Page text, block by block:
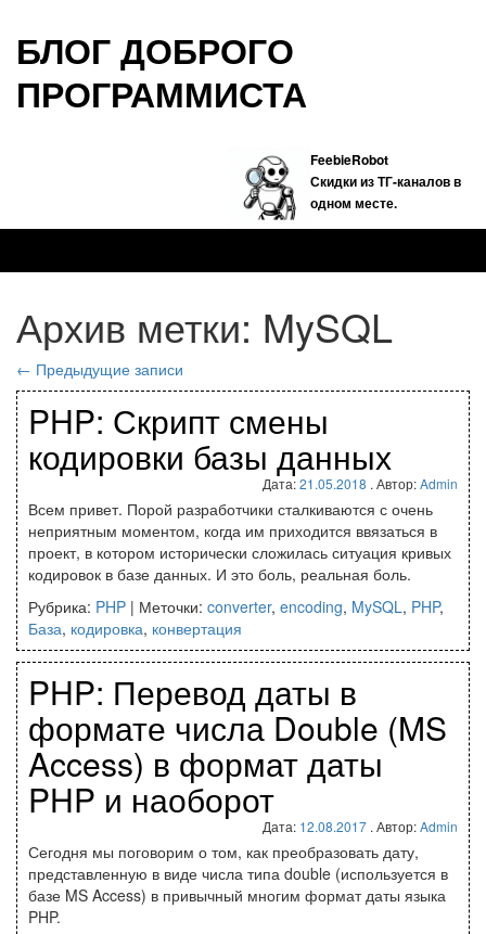
БЛОГ ДОБРОГО
ПРОГРАММИСТА
FeebieRobot
Скидки из ТГ-каналов в
одном месте.
Архив метки: MySQL
← Предыдущие записи
PHP: Скрипт смены
кодировки базы данных
Дата:21.05.2018 . Автор:Admin
Всем привет. Порой разработчики сталкиваются с очень
неприятным моментом, когда им приходится ввязаться в
проект, в котором исторически сложилась ситуация кривых
кодировок в базе данных. И это боль, реальная боль.
Рубрика: PHP | Меточки: converter, encoding, MySQL, PHP,
База, кодировка, конвертация
PHP: Перевод даты в
формате числа Double (MS
Access) в формат даты
PHP и наоборот
Дата: 12.08.2017 . Автор:Admin
Сегодня мы поговорим о том, как преобразовать дату,
представленную в виде числа типа double (используется в
базе MS Access) в привычный многим формат даты языка
PHP.